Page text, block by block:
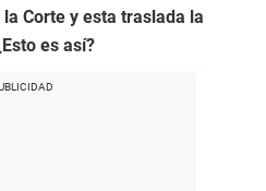
Corte y esta traslada la
es así?